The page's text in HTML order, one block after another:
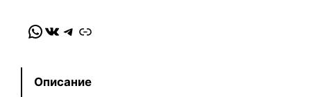
в
о
WhatsApp VK Telegram Link
Описание